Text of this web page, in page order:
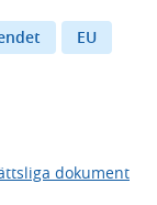
EU
dokument